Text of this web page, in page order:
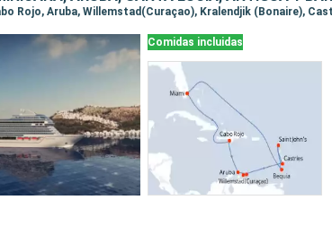
Comidas incluidas